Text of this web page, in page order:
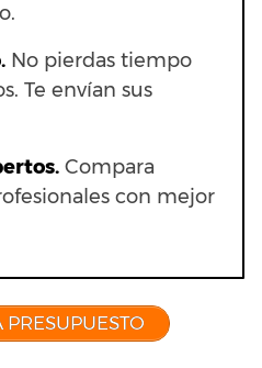
No pierdas tiempo
Te envían sus
Compara
con mejor
PRESUPUESTO